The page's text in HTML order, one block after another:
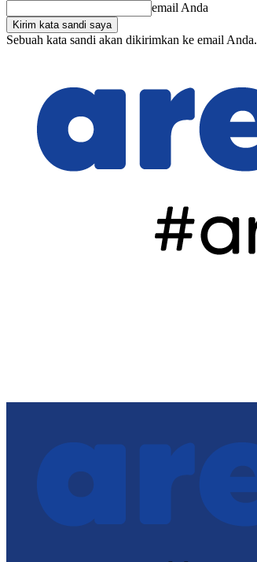
email Anda
Sebuah kata sandi akan dikirimkan ke email Anda.